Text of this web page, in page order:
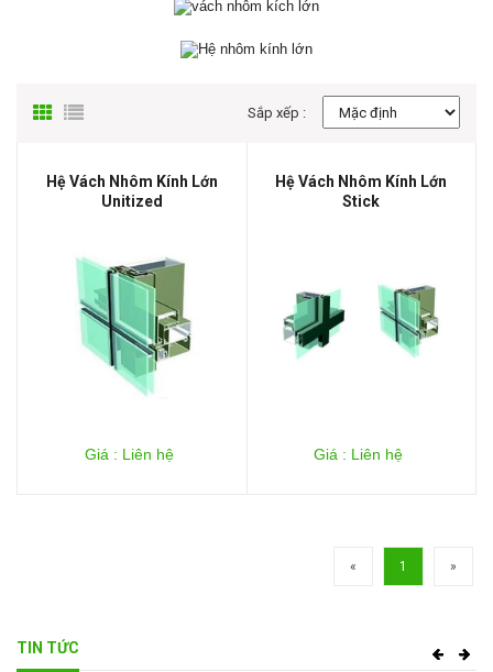
Sắp xếp :
Hệ Vách Nhôm Kính Lớn
Unitized
Giá : Liên hệ
Hệ Vách Nhôm Kính Lớn
Stick
Giá : Liên hệ
« 1 »
TIN TỨC